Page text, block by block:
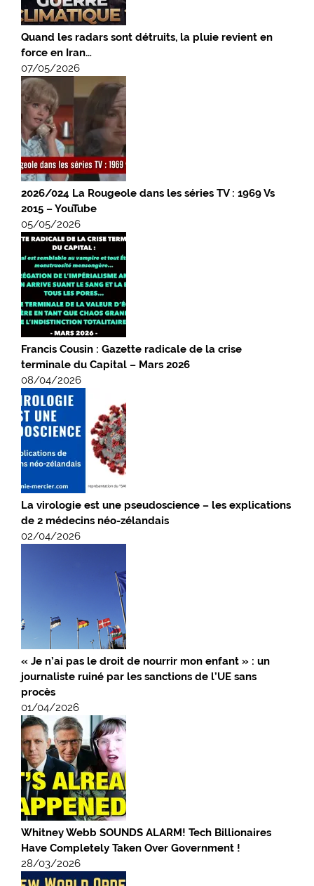
Quand les radars sont détruits, la pluie revient en
force en Iran…
07/05/2026
2026/024 La Rougeole dans les séries TV : 1969 Vs
2015 – YouTube
05/05/2026
Francis Cousin : Gazette radicale de la crise
terminale du Capital – Mars 2026
08/04/2026
La virologie est une pseudoscience – les explications
de 2 médecins néo-zélandais
02/04/2026
« Je n’ai pas le droit de nourrir mon enfant » : un
journaliste ruiné par les sanctions de l’UE sans
procès
01/04/2026
Whitney Webb SOUNDS ALARM! Tech Billionaires
Have Completely Taken Over Government !
28/03/2026